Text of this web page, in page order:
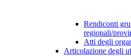
Rendiconti
regionali/
Atti degli
Articolazione degli